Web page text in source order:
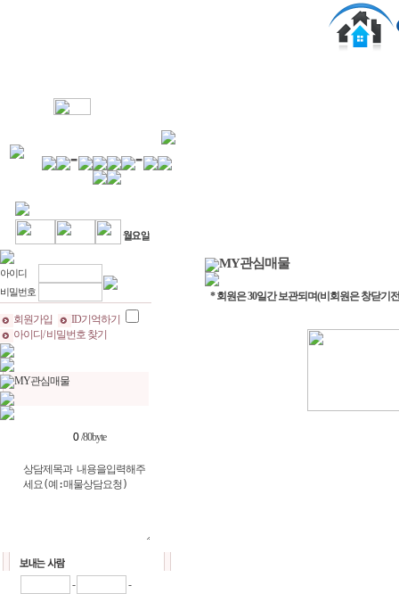
아이디
비밀번호
회원가입
ID기억하기
아이디/ 비밀번호 찾기
MY관심매물
/80byte
- -
MY관심매물
* 회원은 30일간 보관되며(비회원은 창닫기